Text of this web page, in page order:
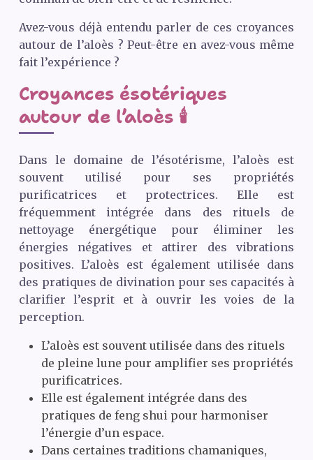
Avez-vous déjà entendu parler de ces croyances
autour de l’aloès ? Peut-être en avez-vous même
fait l’expérience ?
Croyances ésotériques
autour de l’aloès 🕯️
Dans le domaine de l’ésotérisme, l’aloès est
souvent utilisé pour ses propriétés
purificatrices et protectrices. Elle est
fréquemment intégrée dans des rituels de
nettoyage énergétique pour éliminer les
énergies négatives et attirer des vibrations
positives. L’aloès est également utilisée dans
des pratiques de divination pour ses capacités à
clarifier l’esprit et à ouvrir les voies de la
perception.
L’aloès est souvent utilisée dans des rituels
de pleine lune pour amplifier ses propriétés
purificatrices.
Elle est également intégrée dans des
pratiques de feng shui pour harmoniser
l’énergie d’un espace.
Dans certaines traditions chamaniques,